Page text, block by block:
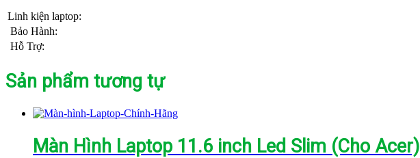
Linh kiện laptop:
Bảo Hành:
Hỗ Trợ:
Sản phẩm tương tự
Màn Hình Laptop 11.6 inch Led Slim (Cho Acer)